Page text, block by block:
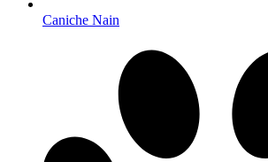
Caniche Nain